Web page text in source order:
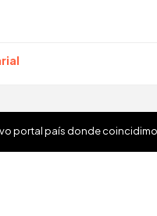
portal país donde